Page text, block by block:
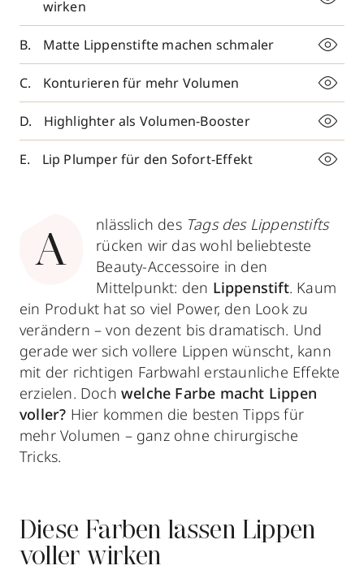
wirken
Matte Lippenstifte machen schmaler
Konturieren für mehr Volumen
Highlighter als Volumen-Booster
Lip Plumper für den Sofort-Effekt
A
nlässlich des Tags des Lippenstifts
rücken wir das wohl beliebteste
Beauty-Accessoire in den
Mittelpunkt: den Lippenstift. Kaum
ein Produkt hat so viel Power, den Look zu
verändern – von dezent bis dramatisch. Und
gerade wer sich vollere Lippen wünscht, kann
mit der richtigen Farbwahl erstaunliche Effekte
erzielen. Doch welche Farbe macht Lippen
voller? Hier kommen die besten Tipps für
mehr Volumen – ganz ohne chirurgische
Tricks.
Diese Farben lassen Lippen
voller wirken